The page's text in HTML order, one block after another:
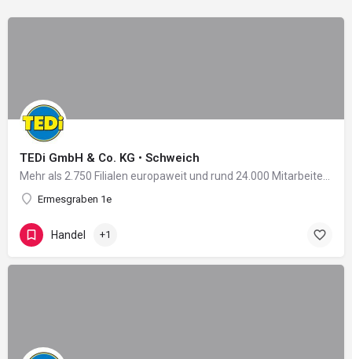
TEDi GmbH & Co. KG • Schweich
Ermesgraben 1e
Handel +1